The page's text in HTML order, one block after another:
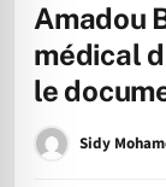
Amadou
médical
le
Sidy